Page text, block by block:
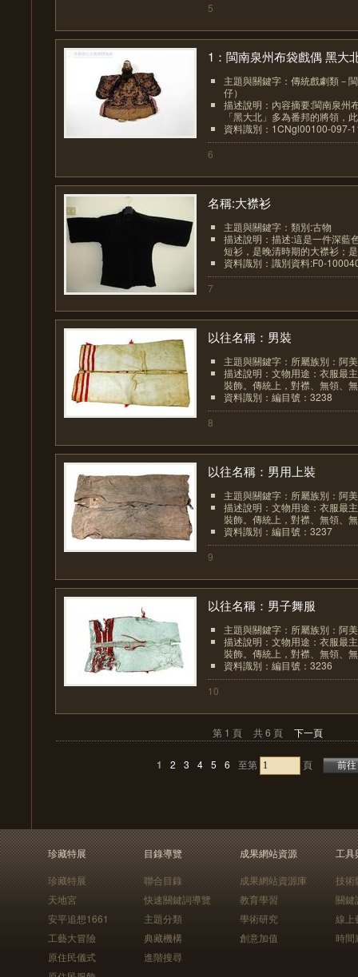
5
1：閩南泉州布袋戲偶 黑大
主題與關鍵字：傳統戲劇類－
仔）
描述說明：內容摘要:閩南泉州
「黑大北」多為番邦的將領，
資料識別：1CNgl00100-097-
6
名稱:大襟衫
主題與關鍵字：類別:古物
描述說明：描述:這是一件深藍
短衫，是晚清時期的大襟衫；
資料識別：識別資料:F0-
7
以往名稱：男裝
主題與關鍵字：所屬族別：阿
描述說明：文物用途：衣服最
裝飾。傳統上，對襟、無領、
資料識別：編目號：3238
8
以往名稱：男用上裝
主題與關鍵字：所屬族別：阿
描述說明：文物用途：衣服最
裝飾。傳統上，對襟、無領、
資料識別：編目號：3237
9
以往名稱：男子舞服
主題與關鍵字：所屬族別：阿
描述說明：文物用途：衣服最
裝飾。傳統上，對襟、無領、
資料識別：編目號：3236
10
第 1 頁 共 6 頁 下一頁
1 2 3 4 5 6 至第 頁
珍藏特展
珍藏特展
天地宮
安平追想1661
工藝大冒險
原住民儀式
目錄導覽
聯合目錄
快速關鍵詞導覽
主題分類
典藏機構
進階搜尋
成果網站資源
成果網站資源庫
教育學習
學術研究
創意加值
工具
技術
關鍵
線上
時間